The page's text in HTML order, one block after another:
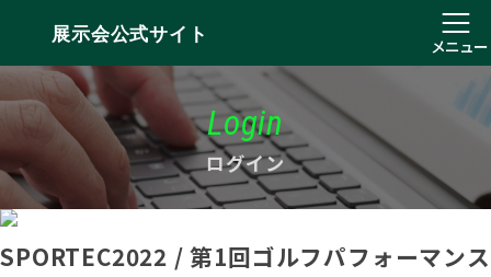
展示会公式サイト
メニュー
Login
ログイン
SPORTEC2022 / 第1回ゴルフパフォーマンス